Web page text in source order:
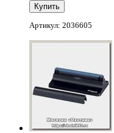
Артикул: 2036605